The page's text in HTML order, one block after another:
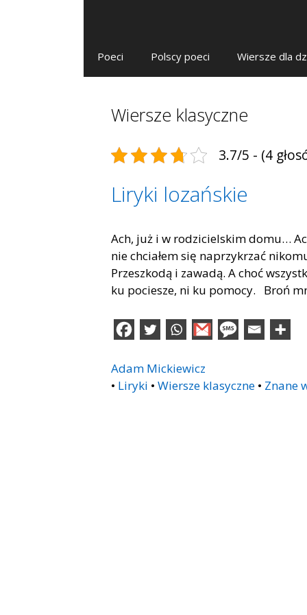
Poeci Polscy poeci Wiersze dla
Wiersze klasyczne
3.7/5 - (4
Liryki lozańskie
Ach, już i w rodzicielskim domu…
nie chciałem się naprzykrzać
Przeszkodą i zawadą. A choć
ku pociesze, ni ku pomocy. Broń
Adam Mickiewicz
• Liryki • Wiersze klasyczne • Znane